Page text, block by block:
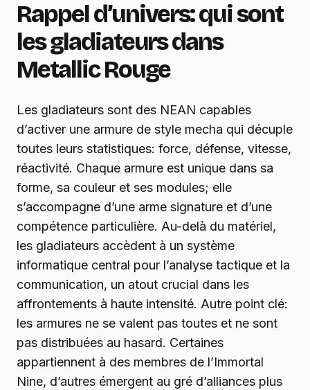
Rappel d’univers: qui sont
les gladiateurs dans
Metallic Rouge
Les gladiateurs sont des NEAN capables
d’activer une armure de style mecha qui décuple
toutes leurs statistiques: force, défense, vitesse,
réactivité. Chaque armure est unique dans sa
forme, sa couleur et ses modules; elle
s’accompagne d’une arme signature et d’une
compétence particulière. Au-delà du matériel,
les gladiateurs accèdent à un système
informatique central pour l’analyse tactique et la
communication, un atout crucial dans les
affrontements à haute intensité. Autre point clé:
les armures ne se valent pas toutes et ne sont
pas distribuées au hasard. Certaines
appartiennent à des membres de l’Immortal
Nine, d’autres émergent au gré d’alliances plus